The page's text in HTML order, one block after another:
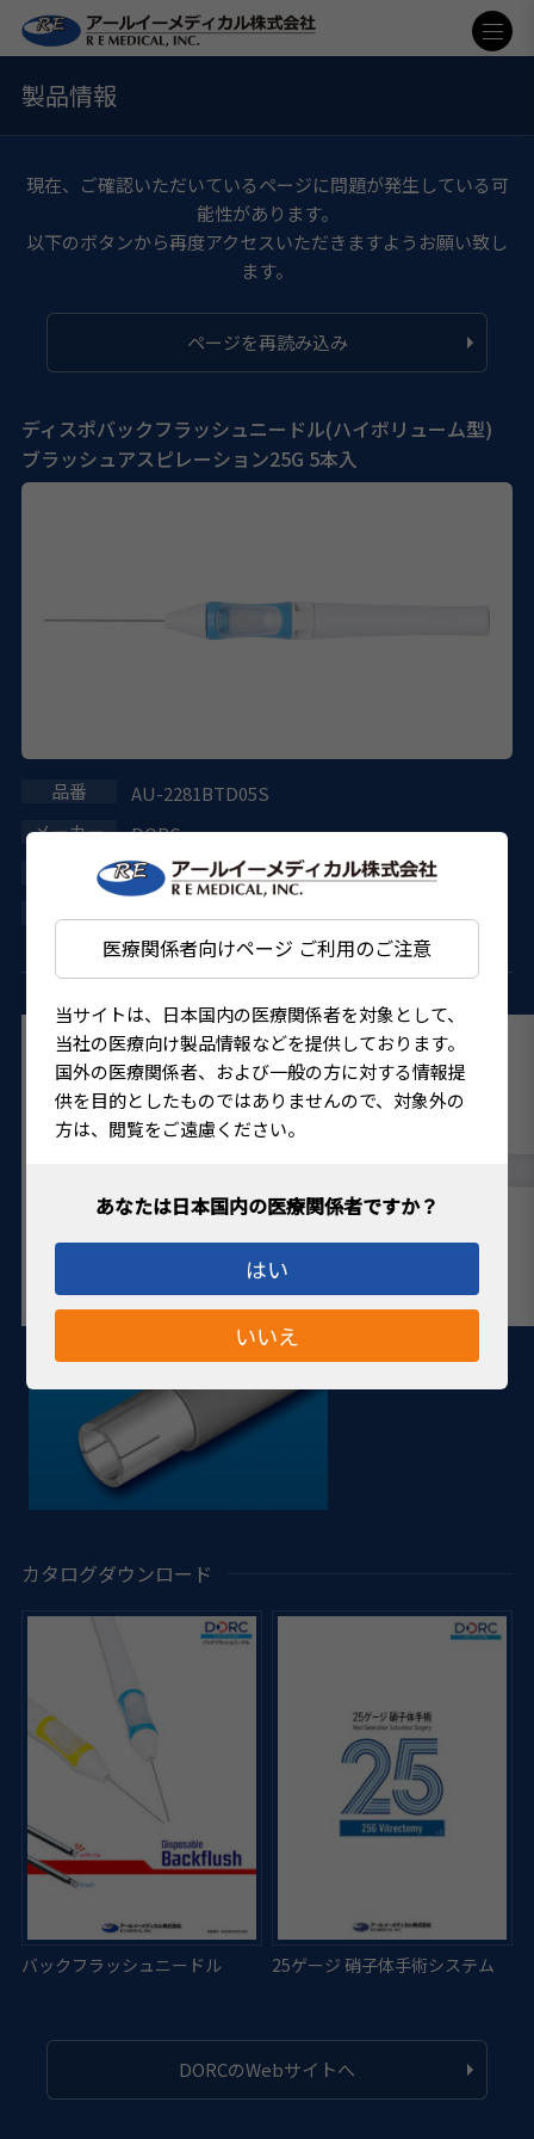
医療関係者向けページ ご利用のご注意
当サイトは、日本国内の医療関係者を対象として、
当社の医療向け製品情報などを提供しております。
国外の医療関係者、および一般の方に対する情報提
供を目的としたものではありませんので、対象外の
方は、閲覧をご遠慮ください。
はい
いいえ
製品情報
現在、ご確認いただいているページに問題が発生している可
能性があります。
以下のボタンから再度アクセスいただきますようお願い致し
ます。
ページを再読み込み
ディスポバックフラッシュニードル(ハイボリューム型)
ブラッシュアスピレーション25G 5本入
AU-2281BTD05S
DORC
222AGBZX00212000
4580151302797
カタログダウンロード
DORCのWebサイトへ